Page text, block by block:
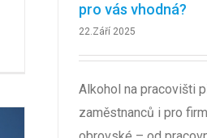
pro vás vhodná?
22.Září 2025
Alkohol na pracovišti
zaměstnanců i pro